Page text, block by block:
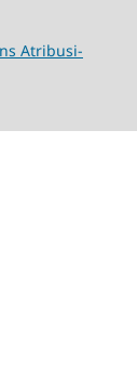
Atribusi-